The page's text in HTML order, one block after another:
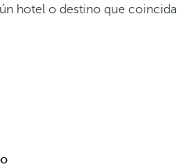
hotel o destino que